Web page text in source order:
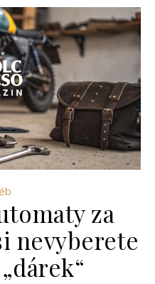
za
nevyberete